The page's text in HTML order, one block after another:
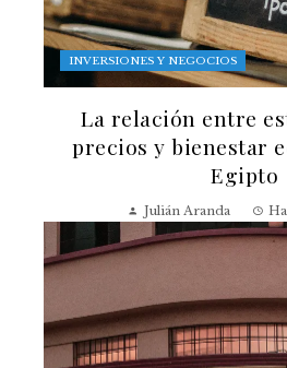
INVERSIONES Y NEGOCIOS
La relación entre
precios y bienestar
Egipto
Julián Aranda